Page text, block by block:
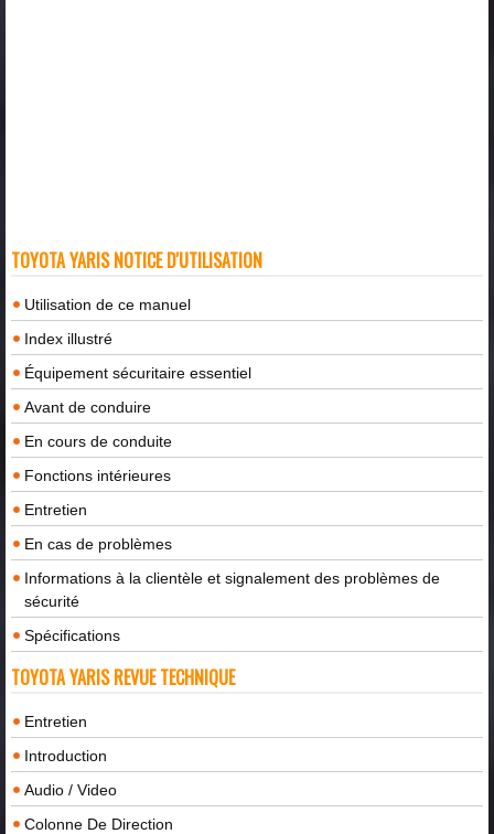
TOYOTA YARIS NOTICE D'UTILISATION
Utilisation de ce manuel
Index illustré
Équipement sécuritaire essentiel
Avant de conduire
En cours de conduite
Fonctions intérieures
Entretien
En cas de problèmes
Informations à la clientèle et signalement des problèmes de
sécurité
Spécifications
TOYOTA YARIS REVUE TECHNIQUE
Entretien
Introduction
Audio / Video
Colonne De Direction